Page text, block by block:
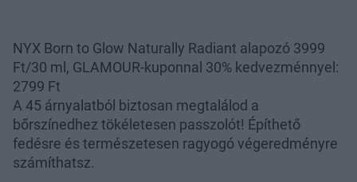
NYX Born to Glow Naturally Radiant alapozó 3999
Ft/30 ml, GLAMOUR-kuponnal 30% kedvezménnyel:
2799 Ft
A 45 árnyalatból biztosan megtalálod a
bőrszínedhez tökéletesen passzolót! Építhető
fedésre és természetesen ragyogó végeredményre
számíthatsz.